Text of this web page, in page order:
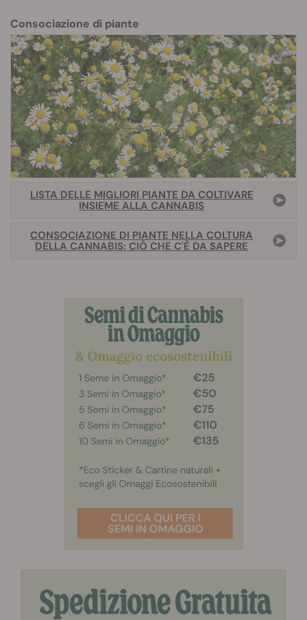
Consociazione di piante
LISTA DELLE MIGLIORI PIANTE DA COLTIVARE
INSIEME ALLA CANNABIS
CONSOCIAZIONE DI PIANTE NELLA COLTURA
DELLA CANNABIS: CIÒ CHE C'È DA SAPERE